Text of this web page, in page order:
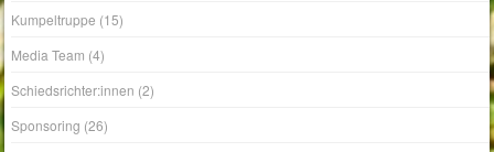
Kumpeltruppe (15)
Media Team (4)
Schiedsrichter:innen (2)
Sponsoring (26)